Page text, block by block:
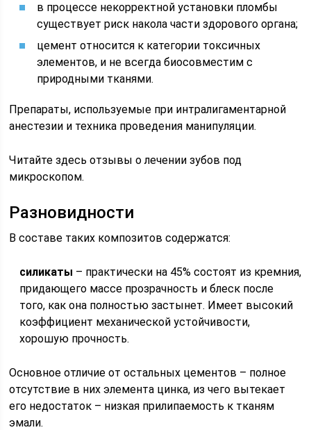
в процессе некорректной установки пломбы
существует риск накола части здорового органа;
цемент относится к категории токсичных
элементов, и не всегда биосовместим с
природными тканями.
Препараты, используемые при интралигаментарной
анестезии и техника проведения манипуляции.
Читайте здесь отзывы о лечении зубов под
микроскопом.
Разновидности
В составе таких композитов содержатся:
силикаты – практически на 45% состоят из кремния,
придающего массе прозрачность и блеск после
того, как она полностью застынет. Имеет высокий
коэффициент механической устойчивости,
хорошую прочность.
Основное отличие от остальных цементов – полное
отсутствие в них элемента цинка, из чего вытекает
его недостаток – низкая прилипаемость к тканям
эмали.